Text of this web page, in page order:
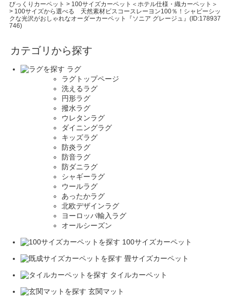
びっくりカーペット > 100サイズカーペット＜ホテル仕様・織カーペット＞
> 100サイズから選べる 天然素材ビスコースレーヨン100％！シャビーシッ
クな光沢がおしゃれなオーダーカーペット『ソニア グレージュ』(ID:178937
746)
カテゴリから探す
ラグ
ラグトップページ
洗えるラグ
円形ラグ
撥水ラグ
ウレタンラグ
ダイニングラグ
キッズラグ
防炎ラグ
防音ラグ
防ダニラグ
シャギーラグ
ウールラグ
あったかラグ
北欧デザインラグ
ヨーロッパ輸入ラグ
オールシーズン
100サイズカーペット
畳サイズカーペット
タイルカーペット
玄関マット